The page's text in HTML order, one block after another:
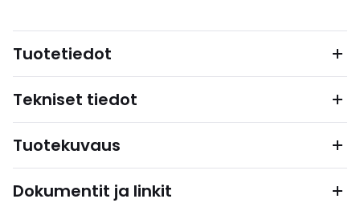
Tuotetiedot
Tekniset tiedot
Tuotekuvaus
Dokumentit ja linkit